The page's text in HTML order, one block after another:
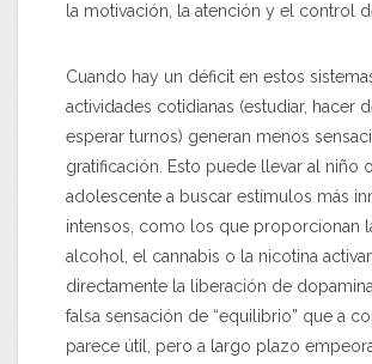
la motivación, la atención y el control
Cuando hay un déficit en estos
actividades cotidianas (estudiar, hacer
esperar turnos) generan menos
gratificación. Esto puede llevar al niño o
adolescente a buscar estímulos más
intensos, como los que proporcionan
alcohol, el cannabis o la nicotina
directamente la liberación de
falsa sensación de “equilibrio” que a
parece útil, pero a largo plazo